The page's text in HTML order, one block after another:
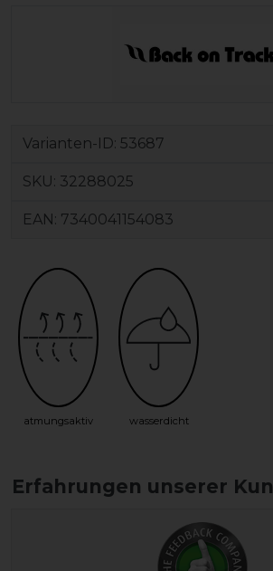
Varianten-ID: 53687
SKU: 32288025
EAN: 7340041154083
atmungsaktiv wasserdicht